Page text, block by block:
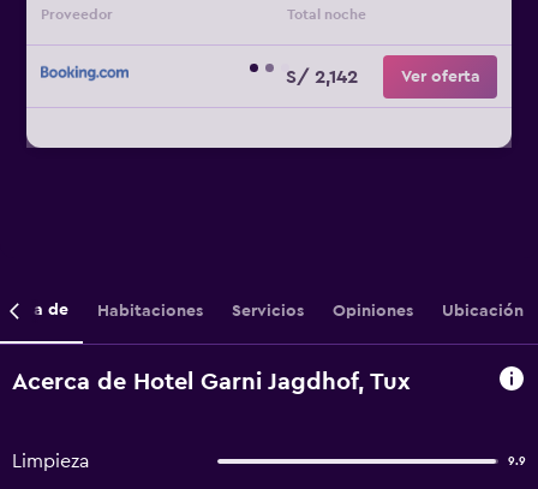
Proveedor Total noche
S/ 2,142 Ver oferta
de Habitaciones Servicios Opiniones Ubicación
Acerca de Hotel Garni Jagdhof, Tux
Limpieza 9.9